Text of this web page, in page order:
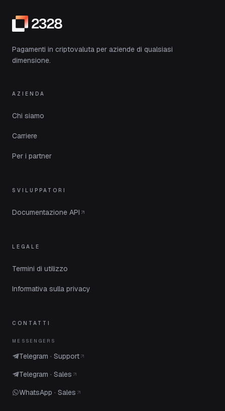
Pagamenti in criptovaluta per aziende di qualsiasi
dimensione.
AZIENDA
Chi siamo
Carriere
Per i partner
SVILUPPATORI
Documentazione API
LEGALE
Termini di utilizzo
Informativa sulla privacy
CONTATTI
MESSENGERS
Telegram · Support
Telegram · Sales
WhatsApp · Sales